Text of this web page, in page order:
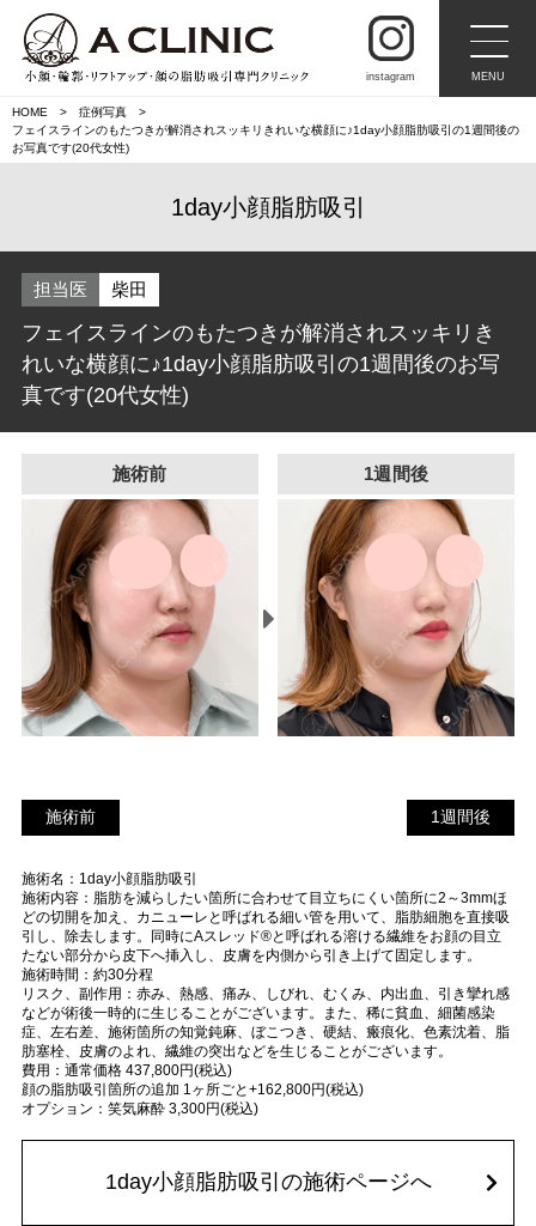
instagram MENU
HOME
症例写真
フェイスラインのもたつきが解消されスッキリきれいな横顔に♪1day小顔脂肪吸引の1週間後の
お写真です(20代女性)
1day小顔脂肪吸引
担当医 柴田
フェイスラインのもたつきが解消されスッキリき
れいな横顔に♪1day小顔脂肪吸引の1週間後のお写
真です(20代女性)
施術前 1週間後
後
施術前 1週間後
施術名：1day小顔脂肪吸引
施術内容：脂肪を減らしたい箇所に合わせて目立ちにくい箇所に2～3mmほ
どの切開を加え、カニューレと呼ばれる細い管を用いて、脂肪細胞を直接吸
引し、除去します。同時にAスレッド®と呼ばれる溶ける繊維をお顔の目立
たない部分から皮下へ挿入し、皮膚を内側から引き上げて固定します。
施術時間：約30分程
リスク、副作用：赤み、熱感、痛み、しびれ、むくみ、内出血、引き攣れ感
などが術後一時的に生じることがございます。また、稀に貧血、細菌感染
症、左右差、施術箇所の知覚鈍麻、ぼこつき、硬結、瘢痕化、色素沈着、脂
肪塞栓、皮膚のよれ、繊維の突出などを生じることがございます。
費用：通常価格 437,800円(税込)
顔の脂肪吸引箇所の追加 1ヶ所ごと+162,800円(税込)
オプション：笑気麻酔 3,300円(税込)
1day小顔脂肪吸引の施術ページへ